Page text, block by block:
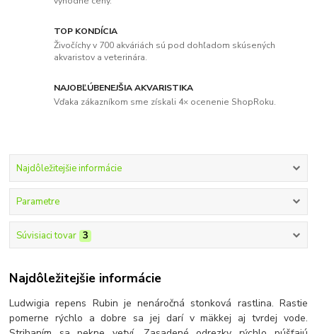
TOP KONDÍCIA
Živočíchy v 700 akváriách sú pod dohľadom skúsených
akvaristov a veterinára.
NAJOBĽÚBENEJŠIA AKVARISTIKA
Vďaka zákazníkom sme získali 4× ocenenie ShopRoku.
Najdôležitejšie informácie
Parametre
Súvisiaci tovar 3
Najdôležitejšie informácie
Ludwigia repens Rubin je nenáročná stonková rastlina. Rastie
pomerne rýchlo a dobre sa jej darí v mäkkej aj tvrdej vode.